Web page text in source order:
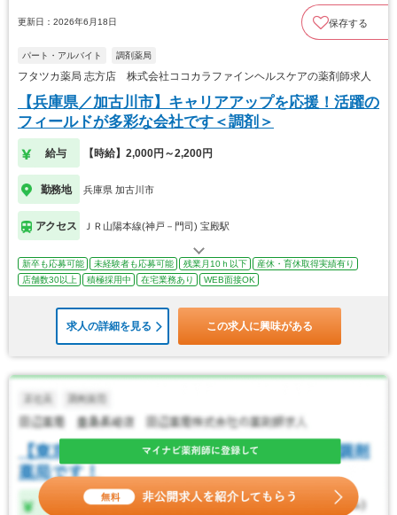
更新日：2026年6月18日 保存する
パート・アルバイト 調剤薬局
フタツカ薬局 志方店 株式会社ココカラファインヘルスケアの薬剤師求人
【兵庫県／加古川市】キャリアアップを応援！活躍の
フィールドが多彩な会社です＜調剤＞
給与 【時給】2,000円～2,200円
勤務地 兵庫県 加古川市
アクセス ＪＲ山陽本線(神戸－門司) 宝殿駅
新卒も応募可能 未経験者も応募可能 残業月10ｈ以下
産休・育休取得実績有り
店舗数30以上
積極採用中 在宅業務あり WEB面接OK
求人の詳細を見る この求人に興味がある